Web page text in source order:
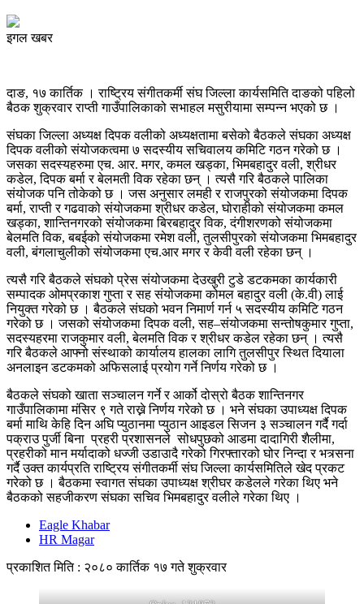
इगल खबर
दाङ, १७ कार्तिक । राष्ट्रिय संगीतकर्मी संघ जिल्ला कार्यसमिति दाङको पहिलो
बैठक शुक्रवार राप्ती गाउँपालिकाको सभाहल मसुरीयामा सम्पन्न भएको छ ।
संघका जिल्ला अध्यक्ष दिपक वलीको अध्यक्षतामा बसेको बैठकले संघका अध्यक्ष
दिपक वलीको संयोजकत्वमा ७ सदस्यीय सचिवालय कमिटि गठन गरेको छ ।
जसका सदस्यहरुमा एच. आर. मगर, कमल खड्का, भिमबहादुर वली, श्रीधर
कडेल, दिपक बर्मा र बेलमती विक रहेका छन् । त्यसै गरि बैठकले पालिका
संयोजक पनि तोकेको छ । जस अनुसार लमही र राजपुरको संयोजकमा दिपक
बर्मा, राप्ती र गढवाको संयोजकमा श्रीधर कडेल, घोराहीको संयोजकमा कमल
खड्का, शान्तिनगरको संयोजकमा बिरबहादुर विक, दंगीशरणको संयोजकमा
बेलमति विक, बबईको संयोजकमा रमेश वली, तुलसीपुरको संयोजकमा भिमबहादुर
वली, बंगलाचुलीको संयोजकमा एच.आर मगर र केवी वली रहेका छन् ।
त्यसै गरि बैठकले संघको प्रेस संयोजकमा देउखुरी टुडे डटकमका कार्यकारी
सम्पादक ओमप्रकाश गुप्ता र सह संयोजकमा कोमल बहादुर वली (के.वी) लाई
नियुक्त गरेको छ । बैठकले संघको भवन निमार्ण गर्न ५ सदस्यीय कमिटि गठन
गरेको छ । जसको संयोजकमा दिपक वली, सह–संयोजकमा सन्तोषकुमार गुप्ता,
सदस्यहरमा राजकुमार वली, बेलमति विक र श्रीधर कडेल रहेका छन् । त्यसै
गरि बैठकले आफ्नो संस्थाको कार्यालय हालका लागि तुलसीपुर स्थित दियाला
अनलाइन डटकमको अफिसलाई प्रयोग गर्ने निर्णय गरेको छ ।
बैठकले संघको खाता सञ्चालन गर्ने र आर्को दोस्रो बैठक शान्तिनगर
गाउँपालिकामा मंसिर ९ गते राख्ने निर्णय गरेको छ । भने संघका उपाध्यक्ष दिपक
बर्मा माथि केहि दिन अघि प्युठानमा प्युठान आइडल सिजन ३ सञ्चालन गर्दै गर्दा
पक्राउ पुर्जी बिना प्रहरी प्रशासनले सोधपुछको आडमा दादागिरी शैलीमा,
प्रहरीको मान मर्यादाको धज्जी उडाउादै गरेको गिरफ्तारको घोर निन्दा र भत्र्सना
गर्दै उक्त कार्यप्रति राष्ट्रिय संगीतकर्मी संघ जिल्ला कार्यसमितिले खेद प्रकट
गरेको छ । बैठकमा स्वागत संघका उपाध्यक्ष श्रीघर कडेलले गरेका थिए भने
बैठकको सहजीकरण संघका सचिव भिमबहादुर वलीले गरेका थिए ।
Eagle Khabar
HR Magar
प्रकाशित मिति : २०८० कार्तिक १७ गते शुक्रवार